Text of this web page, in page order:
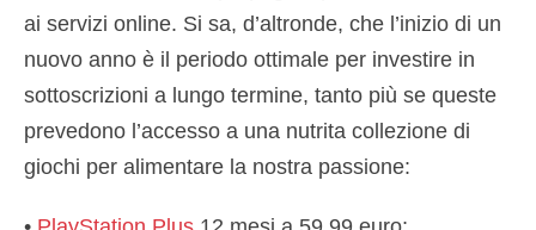
ai servizi online. Si sa, d’altronde, che l’inizio di un
nuovo anno è il periodo ottimale per investire in
sottoscrizioni a lungo termine, tanto più se queste
prevedono l’accesso a una nutrita collezione di
giochi per alimentare la nostra passione: